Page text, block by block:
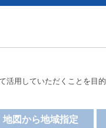
用していただくことを目的
地図から地域指定